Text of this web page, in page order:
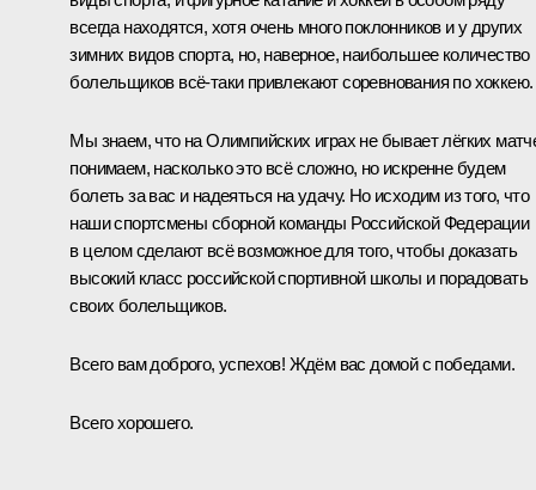
всегда находятся, хотя очень много поклонников и у других
зимних видов спорта, но, наверное, наибольшее количество
болельщиков всё-таки привлекают соревнования по хоккею.
Мы знаем, что на Олимпийских играх не бывает лёгких
понимаем, насколько это всё сложно, но искренне будем
болеть за вас и надеяться на удачу. Но исходим из того, что
наши спортсмены сборной команды Российской Федерации
в целом сделают всё возможное для того, чтобы доказать
высокий класс российской спортивной школы и порадовать
своих болельщиков.
Всего вам доброго, успехов! Ждём вас домой с победами.
Всего хорошего.